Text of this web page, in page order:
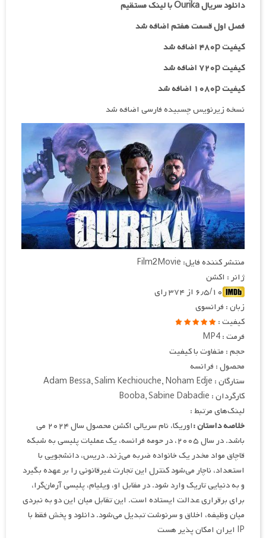
دانلود سریال Ourika با لینک مستقیم
فصل اول قسمت هفتم اضافه شد
کیفیت ۴۸۰p اضافه شد
کیفیت ۷۲۰p
اضافه شد
کیفیت ۱۰۸۰p اضافه شد
نسخه زیرنویس چسبیده فارسی اضافه شد
منتشر کننده فایل: Film2Movie
ژانر : اکشن
۶٫۵/۱۰ از ۳۷۴ رای
زبان : فرانسوی
کیفیت :
فرمت : MP4
حجم : متفاوت با کیفیت
محصول : فرانسه
ستارگان : Adam Bessa, Salim Kechiouche, Noham Edje
کارگردان : Booba, Sabine Dabadie
لینک‌های مرتبط :
خلاصه داستان :
اوریکا، نام سریالی اکشن محصول سال ۲۰۲۴ می
باشد. در سال ۲۰۰۵، در حومه فرانسه، یک عملیات پلیسی به شبکه
قاچاق مواد مخدر یک خانواده ضربه می‌زند. دریس، دانشجویی با
استعداد، ناچار می‌شود کنترل این تجارت غیرقانونی را بر عهده بگیرد
و به دنیایی تاریک وارد شود. در مقابل او، ویلیام، پلیسی آرمان‌گرا،
برای برقراری عدالت ایستاده است. این تقابل میان این دو به نبردی
میان وظیفه، اخلاق و سرنوشت تبدیل می‌شود. دانلود و پخش فقط با
IP ایران امکان پذیر هست